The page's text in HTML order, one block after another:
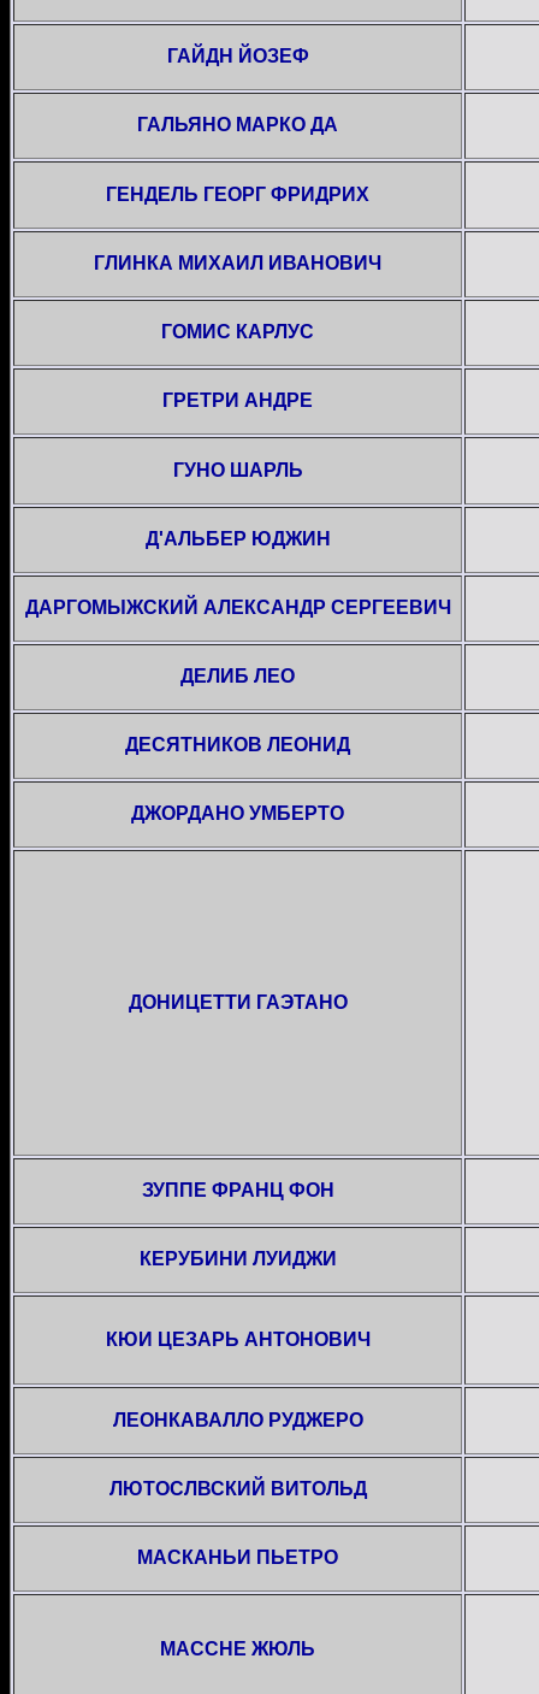
ГАЙДН ЙОЗЕФ
ГАЛЬЯНО МАРКО ДА
ГЕНДЕЛЬ ГЕОРГ ФРИДРИХ
ГЛИНКА МИХАИЛ ИВАНОВИЧ
ГОМИС КАРЛУС
ГРЕТРИ АНДРЕ
ГУНО ШАРЛЬ
Д'АЛЬБЕР ЮДЖИН
ДАРГОМЫЖСКИЙ АЛЕКСАНДР СЕРГЕЕВИЧ
ДЕЛИБ ЛЕО
ДЕСЯТНИКОВ ЛЕОНИД
ДЖОРДАНО УМБЕРТО
ДОНИЦЕТТИ ГАЭТАНО
ЗУППЕ ФРАНЦ ФОН
КЕРУБИНИ ЛУИДЖИ
КЮИ ЦЕЗАРЬ АНТОНОВИЧ
ЛЕОНКАВАЛЛО РУДЖЕРО
ЛЮТОСЛВСКИЙ ВИТОЛЬД
МАСКАНЬИ ПЬЕТРО
МАССНЕ ЖЮЛЬ